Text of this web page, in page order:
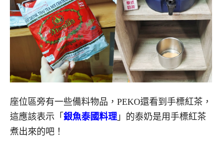
座位區旁有一些備料物品，PEKO還看到手標紅茶，
這應該表示「 銀魚泰國料理 」的泰奶是用手標紅茶
煮出來的吧！